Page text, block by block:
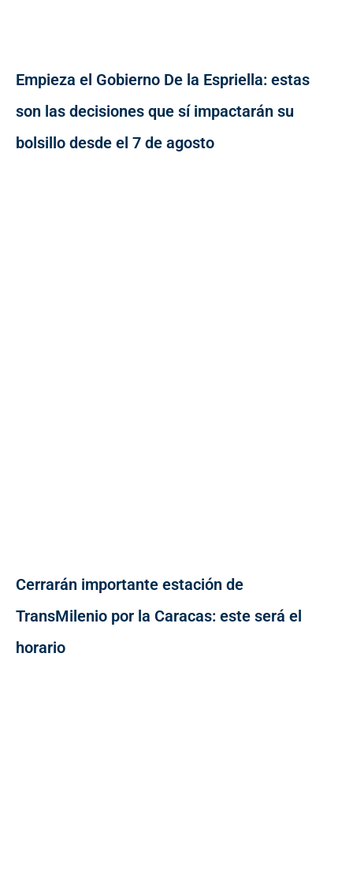
Empieza el Gobierno De la Espriella: estas
son las decisiones que sí impactarán su
bolsillo desde el 7 de agosto
Cerrarán importante estación de
TransMilenio por la Caracas: este será el
horario